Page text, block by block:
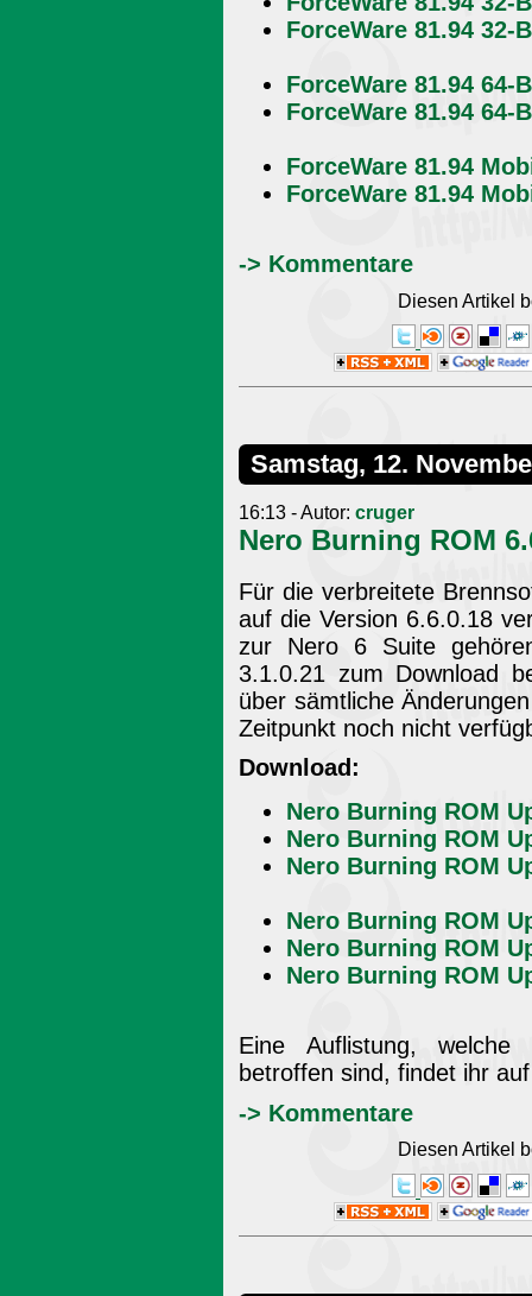
ForceWare 81.94 32-
ForceWare 81.94 64-
ForceWare 81.94 64-
ForceWare 81.94
ForceWare 81.94
-> Kommentare
Diesen Artikel
Samstag, 12.
16:13 - Autor: cruger
Nero Burning ROM
Für die verbreitete
auf die Version 6.6.0.18
zur Nero 6 Suite
3.1.0.21 zum Download
über sämtliche
Zeitpunkt noch nicht
Download:
Nero Burning ROM
Nero Burning ROM
Nero Burning ROM
Nero Burning ROM
Nero Burning ROM
Nero Burning ROM
Eine Auflistung, welche
betroffen sind, findet ihr
-> Kommentare
Diesen Artikel